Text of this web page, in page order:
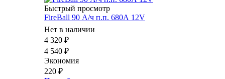
Быстрый просмотр
FireBall 90 А/ч п.п. 680А 12V
Нет в наличии
4 320 ₽
4 540 ₽
Экономия
220 ₽